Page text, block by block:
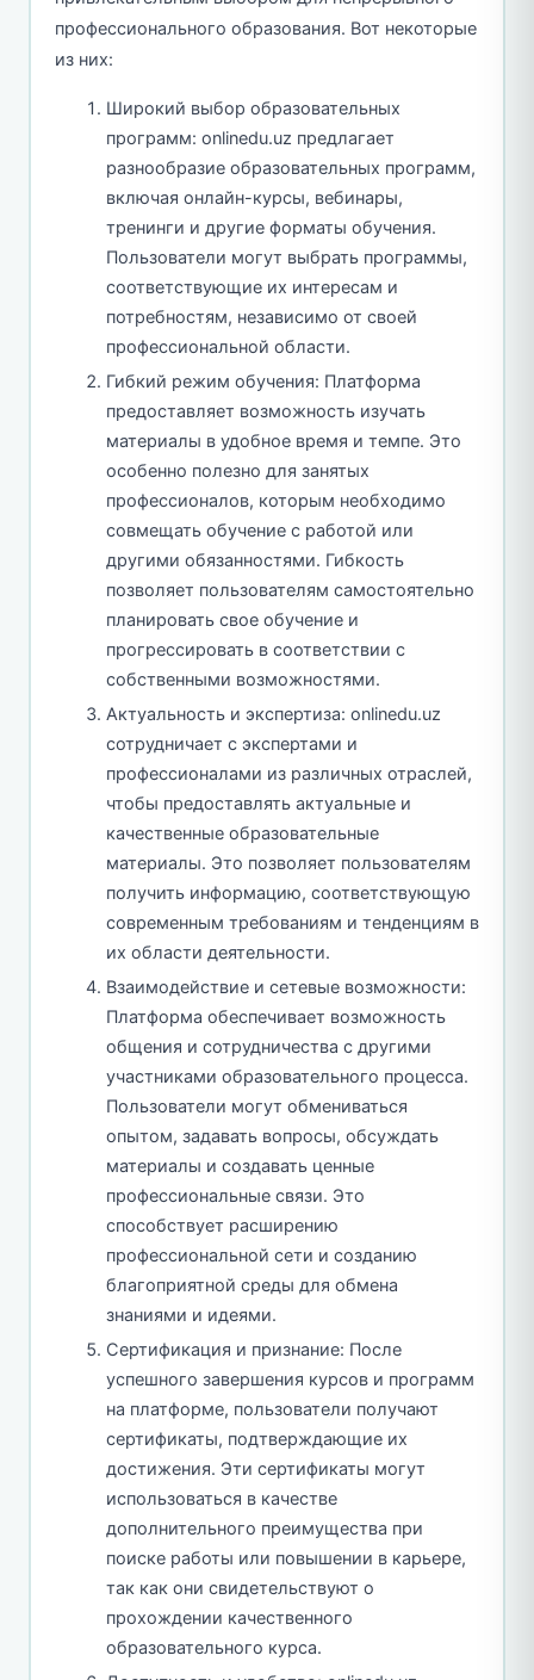
профессионального образования. Вот некоторые
из них:
Широкий выбор образовательных
программ: onlinedu.uz предлагает
разнообразие образовательных программ,
включая онлайн-курсы, вебинары,
тренинги и другие форматы обучения.
Пользователи могут выбрать программы,
соответствующие их интересам и
потребностям, независимо от своей
профессиональной области.
Гибкий режим обучения: Платформа
предоставляет возможность изучать
материалы в удобное время и темпе. Это
особенно полезно для занятых
профессионалов, которым необходимо
совмещать обучение с работой или
другими обязанностями. Гибкость
позволяет пользователям самостоятельно
планировать свое обучение и
прогрессировать в соответствии с
собственными возможностями.
Актуальность и экспертиза: onlinedu.uz
сотрудничает с экспертами и
профессионалами из различных отраслей,
чтобы предоставлять актуальные и
качественные образовательные
материалы. Это позволяет пользователям
получить информацию, соответствующую
современным требованиям и тенденциям в
их области деятельности.
Взаимодействие и сетевые возможности:
Платформа обеспечивает возможность
общения и сотрудничества с другими
участниками образовательного процесса.
Пользователи могут обмениваться
опытом, задавать вопросы, обсуждать
материалы и создавать ценные
профессиональные связи. Это
способствует расширению
профессиональной сети и созданию
благоприятной среды для обмена
знаниями и идеями.
Сертификация и признание: После
успешного завершения курсов и программ
на платформе, пользователи получают
сертификаты, подтверждающие их
достижения. Эти сертификаты могут
использоваться в качестве
дополнительного преимущества при
поиске работы или повышении в карьере,
так как они свидетельствуют о
прохождении качественного
образовательного курса.